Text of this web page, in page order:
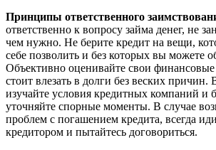
Принципы ответственного
ответственно к вопросу займа денег, не
чем нужно. Не берите кредит на вещи,
себе позволить и без которых вы можете
Объективно оценивайте свои
стоит влезать в долги без веских причин.
изучайте условия кредитных компаний и
уточняйте спорные моменты. В случае
проблем с погашением кредита, всегда
кредитором и пытайтесь договориться.